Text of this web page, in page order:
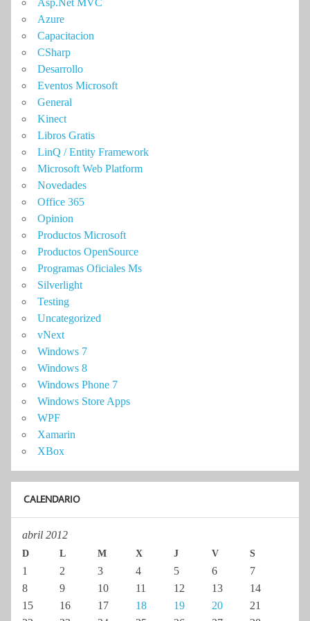
Azure
Capacitacion
CSharp
Desarrollo
Eventos Microsoft
General
Kinect
Libros Gratis
LinQ / Entity Framework
Microsoft Web Platform
Novedades
Office 365
Opinion
Productos Microsoft
Productos OpenSource
Programas Oficiales Ms
Silverlight
Testing
Uncategorized
vNext
Windows 7
Windows 8
Windows Phone 7
Windows Store Apps
WPF
Xamarin
XBox
CALENDARIO
abril 2012
D L M X J V S
1 2 3 4 5 6
7
8
9 10 11 12 13
14
15
16 17 18 19 20
21